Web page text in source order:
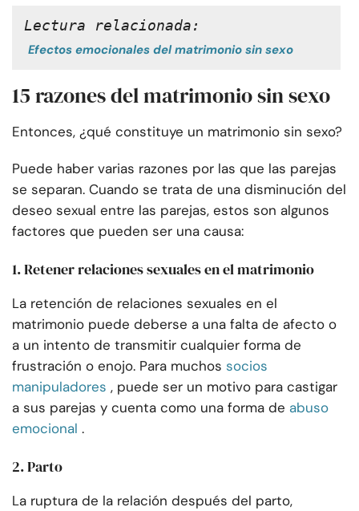
Lectura relacionada:
Efectos emocionales del matrimonio sin sexo
15 razones del matrimonio sin sexo
Entonces, ¿qué constituye un matrimonio sin sexo?
Puede haber varias razones por las que las parejas
se separan. Cuando se trata de una disminución del
deseo sexual entre las parejas, estos son algunos
factores que pueden ser una causa:
1. Retener relaciones sexuales en el matrimonio
La retención de relaciones sexuales en el
matrimonio puede deberse a una falta de afecto o
a un intento de transmitir cualquier forma de
frustración o enojo. Para muchos socios
manipuladores , puede ser un motivo para castigar
a sus parejas y cuenta como una forma de abuso
emocional .
2. Parto
La ruptura de la relación después del parto,